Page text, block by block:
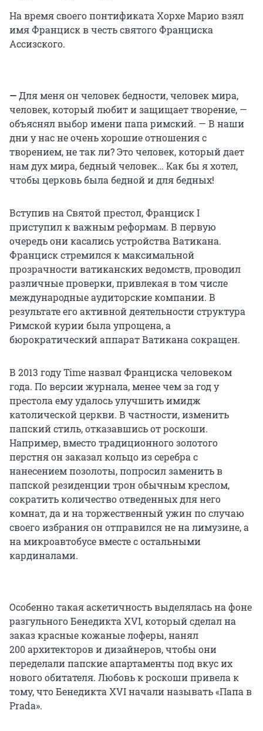
На время своего понтификата Хорхе Марио взял
имя Франциск в честь святого Франциска
Ассизского.
—Для меня он человек бедности, человек мира,
человек, который любит и защищает творение, —
объяснял выбор имени папа римский. — В наши
дни у нас не очень хорошие отношения с
творением, не так ли? Это человек, который дает
нам дух мира, бедный человек… Как бы я хотел,
чтобы церковь была бедной и для бедных!
Вступив на Святой престол, Франциск I
приступил к важным реформам. В первую
очередь они касались устройства Ватикана.
Франциск стремился к максимальной
прозрачности ватиканских ведомств, проводил
различные проверки, привлекая в том числе
международные аудиторские компании. В
результате его активной деятельности структура
Римской курии была упрощена, а
бюрократический аппарат Ватикана сокращен.
В 2013 году Time назвал Франциска человеком
года. По версии журнала, менее чем за год у
престола ему удалось улучшить имидж
католической церкви. В частности, изменить
папский стиль, отказавшись от роскоши.
Например, вместо традиционного золотого
перстня он заказал кольцо из серебра с
нанесением позолоты, попросил заменить в
папской резиденции трон обычным креслом,
сократить количество отведенных для него
комнат, да и на торжественный ужин по случаю
своего избрания он отправился не на лимузине, а
на микроавтобусе вместе с остальными
кардиналами.
Особенно такая аскетичность выделялась на фоне
разгульногоБенедикта XVI, который сделал на
заказ красные кожаные лоферы, нанял
200 архитекторови дизайнеров, чтобы они
переделали папские апартаменты под вкус их
нового обитателя. Любовь к роскоши привела к
тому, чтоБенедикта XVIначали называть «Папа в
Prada».